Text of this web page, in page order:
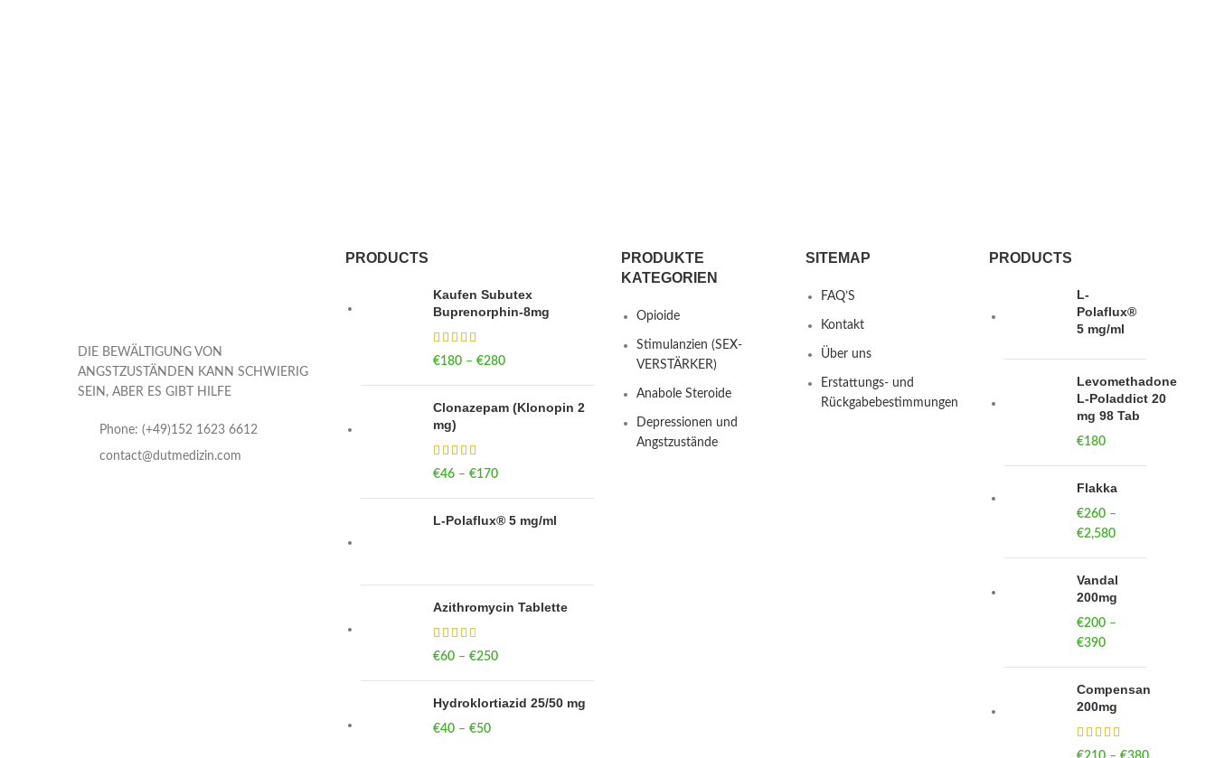
DIE BEWÄLTIGUNG VON
ANGSTZUSTÄNDEN KANN SCHWIERIG
SEIN, ABER ES GIBT HILFE
Phone: (+49)152 1623 6612
contact@dutmedizin.com
PRODUCTS
Kaufen Subutex
Buprenorphin-8mg
€180 – €280Price range: €180
Clonazepam (Klonopin 2
mg)
€46 – €170Price range: €46
L-Polaflux® 5 mg/ml
Azithromycin Tablette
€60 – €250Price range: €60
Hydroklortiazid 25/50 mg
€40 – €50Price range: €40
PRODUKTE
KATEGORIEN
Opioide
Stimulanzien (SEX-
VERSTÄRKER)
Anabole Steroide
Depressionen und
Angstzustände
SITEMAP
FAQ’S
Kontakt
Über uns
Erstattungs- und
Rückgabebestimmungen
PRODUCTS
L-
Polaflux®
5 mg/ml
Levomethadone
L-Poladdict 20
mg 98 Tab
€180
Flakka
€260 –
€2,580
€260
through
Vandal
200mg
€200 –
€390
through
Compensan
200mg